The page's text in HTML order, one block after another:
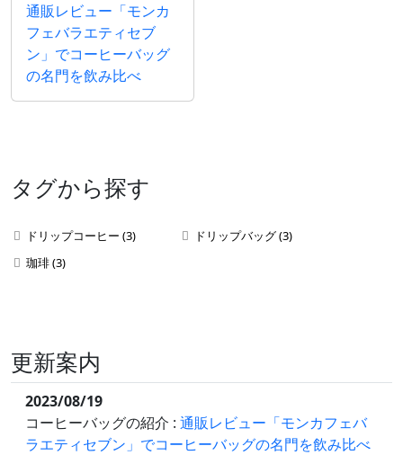
通販レビュー「モンカ
フェバラエティセブ
ン」でコーヒーバッグ
の名門を飲み比べ
タグから探す
ドリップコーヒー (3)
ドリップバッグ (3)
珈琲 (3)
更新案内
2023/08/19
コーヒーバッグの紹介 : 通販レビュー「モンカフェバ
ラエティセブン」でコーヒーバッグの名門を飲み比べ